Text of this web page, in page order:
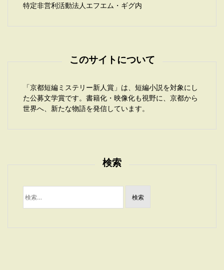
特定非営利活動法人エフエム・ギグ内
このサイトについて
「京都短編ミステリー新人賞」は、短編小説を対象にし
た公募文学賞です。書籍化・映像化も視野に、京都から
世界へ、新たな物語を発信しています。
検索
検
索: